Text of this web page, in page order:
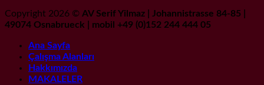
Copyright 2026 © AV Serif Yilmaz | Johannistrasse 84-85 |
49074 Osnabrueck | mobil +49 (0)152 244 444 05
Ana Sayfa
Çalışma Alanları
Hakkımızda
MAKALELER